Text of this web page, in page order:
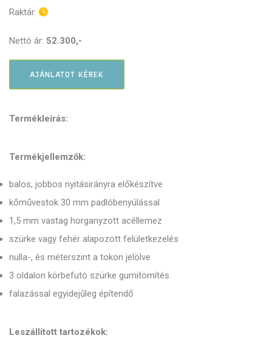
Raktár:
Nettó ár: 52.300,-
AJÁNLATOT KÉREK
Termékleírás:
Termékjellemzők:
balos, jobbos nyitásirányra előkészítve
kőművestok 30 mm padlóbenyúlással
1,5 mm vastag horganyzott acéllemez
szürke vagy fehér alapozott felületkezelés
nulla-, és méterszint a tokon jelölve
3 oldalon körbefutó szürke gumitömítés
falazással egyidejűleg építendő
Leszállított tartozékok: